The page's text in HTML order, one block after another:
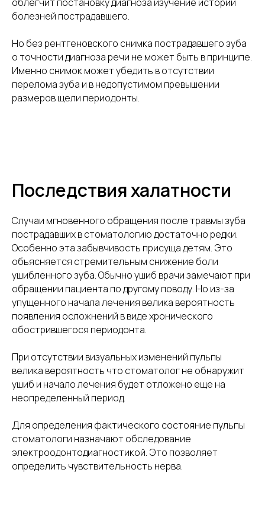
облегчит постановку диагноза изучение историй
болезней пострадавшего.
Но без рентгеновского снимка пострадавшего зуба
о точности диагноза речи не может быть в принципе.
Именно снимок может убедить в отсутствии
перелома зуба и в недопустимом превышении
размеров щели периодонты.
Последствия халатности
Случаи мгновенного обращения после травмы зуба
пострадавших в стоматологию достаточно редки.
Особенно эта забывчивость присуща детям. Это
объясняется стремительным снижение боли
ушибленного зуба. Обычно ушиб врачи замечают при
обращении пациента по другому поводу. Но из-за
упущенного начала лечения велика вероятность
появления осложнений в виде хронического
обострившегося периодонта.
При отсутствии визуальных изменений пульпы
велика вероятность что стоматолог не обнаружит
ушиб и начало лечения будет отложено еще на
неопределенный период.
Для определения фактического состояние пульпы
стоматологи назначают обследование
электроодонтодиагностикой. Это позволяет
определить чувствительность нерва.